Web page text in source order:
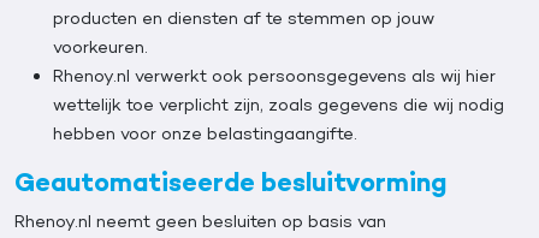
producten en diensten af te stemmen op jouw
voorkeuren.
Rhenoy.nl verwerkt ook persoonsgegevens als wij hier
wettelijk toe verplicht zijn, zoals gegevens die wij nodig
hebben voor onze belastingaangifte.
Geautomatiseerde besluitvorming
Rhenoy.nl neemt geen besluiten op basis van